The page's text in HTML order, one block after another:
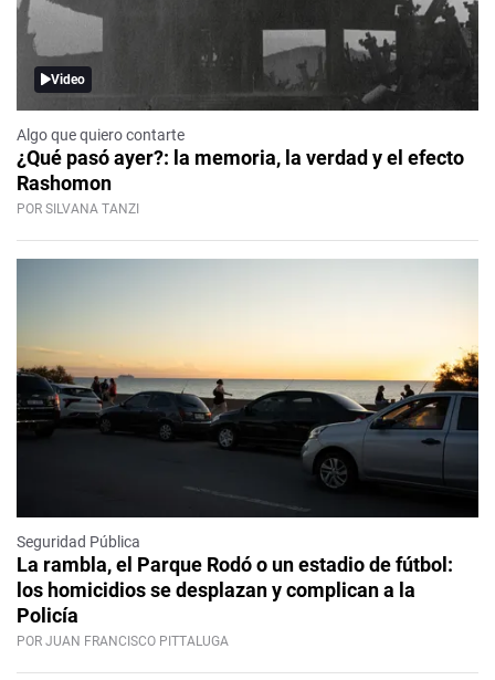
Video
Algo que quiero contarte
¿Qué pasó ayer?: la memoria, la verdad y el efecto
Rashomon
POR SILVANA TANZI
Seguridad Pública
La rambla, el Parque Rodó o un estadio de fútbol:
los homicidios se desplazan y complican a la
Policía
POR JUAN FRANCISCO PITTALUGA